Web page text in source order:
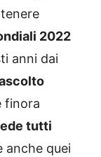
2022
anni dai
finora
tutti
anche quei